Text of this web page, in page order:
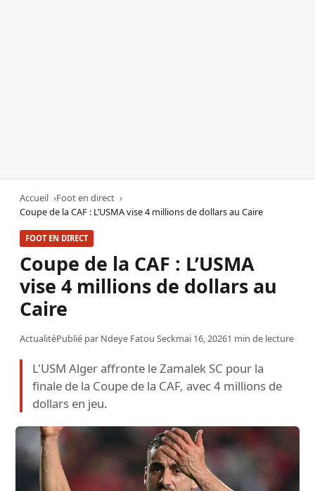
Accueil
Foot en direct
Coupe de la CAF : L’USMA vise 4 millions de dollars au Caire
FOOT EN DIRECT
Coupe de la CAF : L’USMA
vise 4 millions de dollars au
Caire
ActualitéPublié par Ndeye Fatou Seckmai 16, 20261 min de lecture
L'USM Alger affronte le Zamalek SC pour la
finale de la Coupe de la CAF, avec 4 millions de
dollars en jeu.